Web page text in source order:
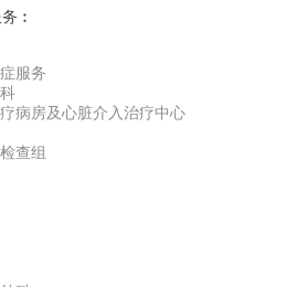
︰
服务
病房及心脏介入治疗中心
查组